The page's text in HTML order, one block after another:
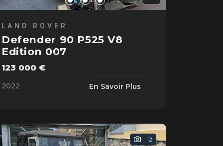
LAND ROVER
Defender 90 P525 V8
Edition 007
123 000 €
2022 En Savoir Plus
12